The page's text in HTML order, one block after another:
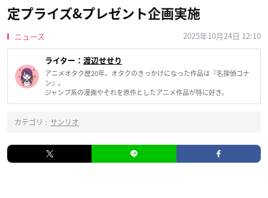
定プライズ&プレゼント企画実施
ニュース 2025年10月24日 12:10
ライター： 渡辺せせり
アニメオタク歴20年。オタクのきっかけになった作品は『名探偵コナ
ン』。
ジャンプ系の漫画やそれを原作としたアニメ作品が特に好き。
カテゴリ : サンリオ